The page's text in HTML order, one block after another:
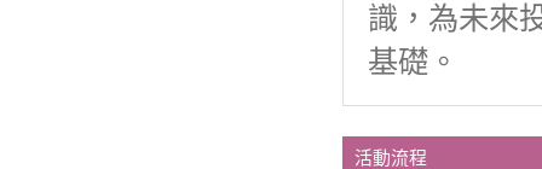
識，為未來
基礎。
活動流程